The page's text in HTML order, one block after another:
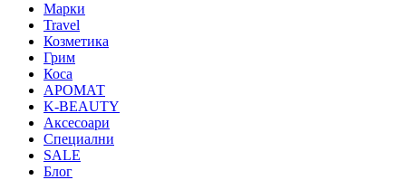
Mарки
Travel
Козметика
Грим
Коса
АРОМАТ
K-BEAUTY
Аксесоари
Специални
SALE
Блог